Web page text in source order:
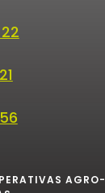
AGRO-